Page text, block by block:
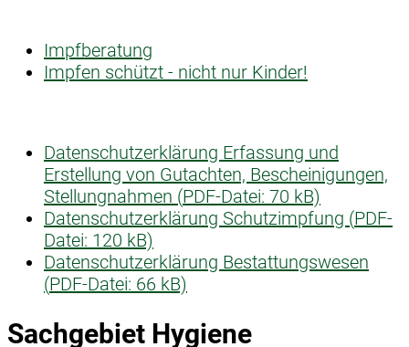
Impfberatung
Impfen schützt - nicht nur Kinder!
Datenschutzerklärung Erfassung und
Erstellung von Gutachten, Bescheinigungen,
Stellungnahmen (PDF-Datei: 70 kB)
Datenschutzerklärung Schutzimpfung (PDF-
Datei: 120 kB)
Datenschutzerklärung Bestattungswesen
(PDF-Datei: 66 kB)
Sachgebiet Hygiene